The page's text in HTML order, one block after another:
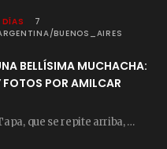
7
BUENOS_AIRES
BELLÍSIMA MUCHACHA:
FOTOS POR AMILCAR
(La imagen de Tapa, que se repite arriba, fue compuesta por Amilcar Moretti el viernes…